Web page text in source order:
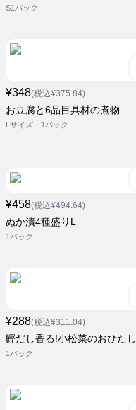
S1パック
¥348(税込¥375.84)
お豆腐と6品目具材の煮物
Lサイズ・1パック
¥458(税込¥494.64)
ぬか漬4種盛りL
1パック
¥288(税込¥311.04)
鰹だし香る!小松菜のおひたし
1パック